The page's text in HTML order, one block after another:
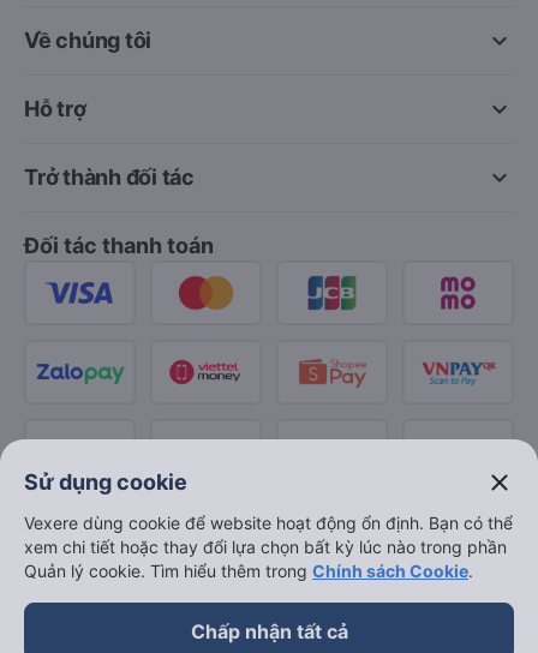
keyboard_arrow_down
Về chúng tôi
keyboard_arrow_down
Hỗ trợ
keyboard_arrow_down
Trở thành đối tác
Đối tác thanh toán
Sử dụng cookie close
Vexere dùng cookie để website hoạt động ổn định. Bạn có thể
xem chi tiết hoặc thay đổi lựa chọn bất kỳ lúc nào trong phần
Quản lý cookie. Tìm hiểu thêm trong Chính sách Cookie.
Chấp nhận tất cả